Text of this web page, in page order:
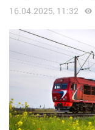
16.04.2025, 11:32